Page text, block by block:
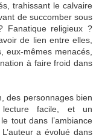
trahissant le calvaire
de succomber sous
Fanatique religieux ?
de lien entre elles,
eux-mêmes menacés,
à faire froid dans
des personnages bien
lecture facile, et un
tout dans l’ambiance
a évolué dans